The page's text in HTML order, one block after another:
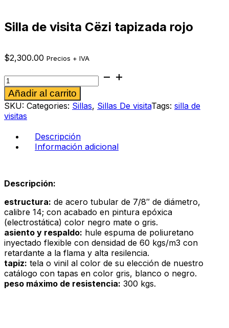
Silla de visita Cëzi tapizada rojo
$2,300.00 Precios + IVA
Silla
de
visita
Cëzi
tapizada
rojo
Añadir al carrito
SKU: Categories: Sillas, Sillas De visitaTags: silla de
visitas
Descripción
Información adicional
Descripción:
estructura: de acero tubular de 7/8″ de diámetro,
calibre 14; con acabado en pintura epóxica
(electrostática) color negro mate o gris.
asiento y respaldo: hule espuma de poliuretano
inyectado flexible con densidad de 60 kgs/m3 con
retardante a la flama y alta resilencia.
tapiz: tela o vinil al color de su elección de nuestro
catálogo con tapas en color gris, blanco o negro.
peso máximo de resistencia: 300 kgs.